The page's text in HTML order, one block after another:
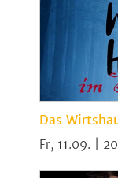
Das
Fr, 11.09. |